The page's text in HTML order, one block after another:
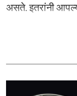
असते. इतरांनी